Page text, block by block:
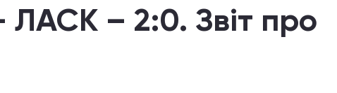
– 2:0. Звіт про